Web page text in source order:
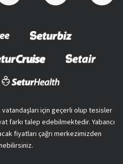
için geçerli olup tesisler
farkı talep edebilmektedir. Yabancı
fiyatları çağrı merkezimizden